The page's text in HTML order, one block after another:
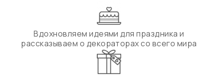
Вдохновляем идеями для праздника и
рассказываем о декораторах со всего мира